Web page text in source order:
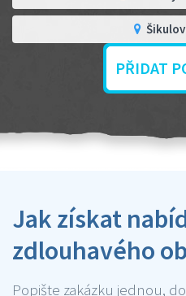
PŘIDAT
Jak získat
zdlouhavého
Popište zakázku jednou,